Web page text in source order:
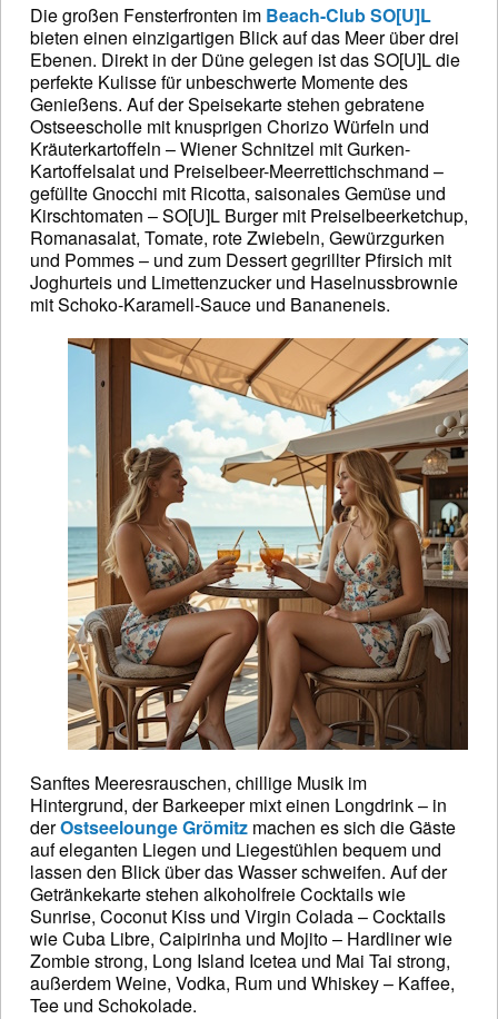
Die großen Fensterfronten im Beach-Club SO[U]L
bieten einen einzigartigen Blick auf das Meer über drei
Ebenen. Direkt in der Düne gelegen ist das SO[U]L die
perfekte Kulisse für unbeschwerte Momente des
Genießens. Auf der Speisekarte stehen gebratene
Ostseescholle mit knusprigen Chorizo Würfeln und
Kräuterkartoffeln – Wiener Schnitzel mit Gurken-
Kartoffelsalat und Preiselbeer-Meerrettichschmand –
gefüllte Gnocchi mit Ricotta, saisonales Gemüse und
Kirschtomaten – SO[U]L Burger mit Preiselbeerketchup,
Romanasalat, Tomate, rote Zwiebeln, Gewürzgurken
und Pommes – und zum Dessert gegrillter Pfirsich mit
Joghurteis und Limettenzucker und Haselnussbrownie
mit Schoko-Karamell-Sauce und Bananeneis.
Sanftes Meeresrauschen, chillige Musik im
Hintergrund, der Barkeeper mixt einen Longdrink – in
derOstseelounge Grömitz machen es sich die Gäste
auf eleganten Liegen und Liegestühlen bequem und
lassen den Blick über das Wasser schweifen. Auf der
Getränkekarte stehen alkoholfreie Cocktails wie
Sunrise, Coconut Kiss und Virgin Colada – Cocktails
wie Cuba Libre, Caipirinha und Mojito – Hardliner wie
Zombie strong, Long Island Icetea und Mai Tai strong,
außerdem Weine, Vodka, Rum und Whiskey – Kaffee,
Tee und Schokolade.